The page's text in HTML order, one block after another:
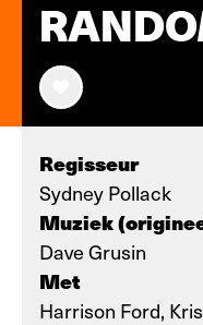
Regisseur
Sydney Pollack
Muziek
Dave Grusin
Met
Harrison Ford,